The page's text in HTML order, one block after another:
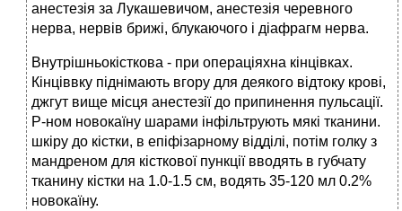
анестезія за Лукашевичом, анестезія черевного
нерва, нервів брижі, блукаючого і діафрагм нерва.
Внутрішньокісткова - при операціяхна кінцівках.
Кінціввку піднімають вгору для деякого відтоку крові,
джгут вище місця анестезії до припинення пульсації.
Р-ном новокаїну шарами інфільтрують мякі тканини.
шкіру до кістки, в епіфізарному відділі, потім голку з
мандреном для кісткової пункції вводять в губчату
тканину кістки на 1.0-1.5 см, водять 35-120 мл 0.2%
новокаїну.